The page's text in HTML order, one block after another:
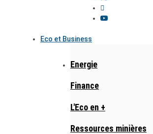
Eco et Business
Energie
Finance
L'Eco en +
Ressources minières